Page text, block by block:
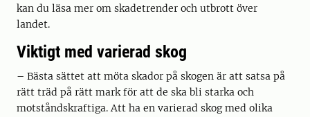
kan du läsa mer om skadetrender och utbrott över
landet.
Viktigt med varierad skog
– Bästa sättet att möta skador på skogen är att satsa på
rätt träd på rätt mark för att de ska bli starka och
motståndskraftiga. Att ha en varierad skog med olika